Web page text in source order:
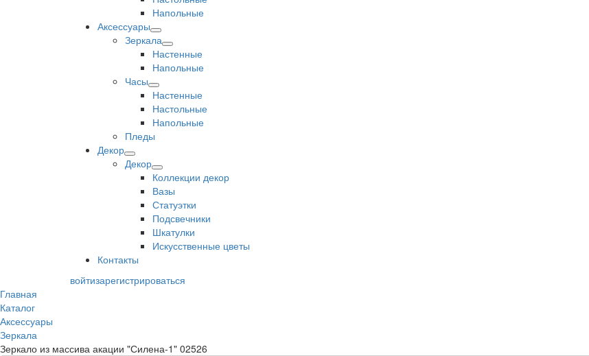
Напольные
Аксессуары
Зеркала
Настенные
Напольные
Часы
Настенные
Настольные
Напольные
Пледы
Декор
Декор
Коллекции декор
Вазы
Статуэтки
Подсвечники
Шкатулки
Искусственные цветы
Контакты
войтизарегистрироваться
Главная
Каталог
Аксессуары
Зеркала
Зеркало из массива акации "Силена-1" 02526